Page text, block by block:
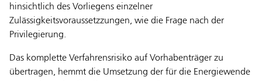
hinsichtlich des Vorliegens einzelner
Zulässigkeitsvoraussetzzungen, wie die Frage nach der
Privilegierung.
Das komplette Verfahrensrisiko auf Vorhabenträger zu
übertragen, hemmt die Umsetzung der für die Energiewende